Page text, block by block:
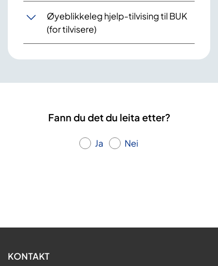
Øyeblikkeleg hjelp-tilvising til BUK
(for tilvisere)
Fann du det du leita etter?
Ja Nei
KONTAKT